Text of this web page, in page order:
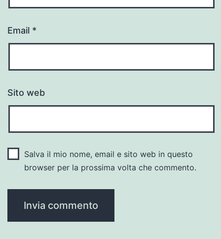
Email *
Sito web
Salva il mio nome, email e sito web in questo
browser per la prossima volta che commento.